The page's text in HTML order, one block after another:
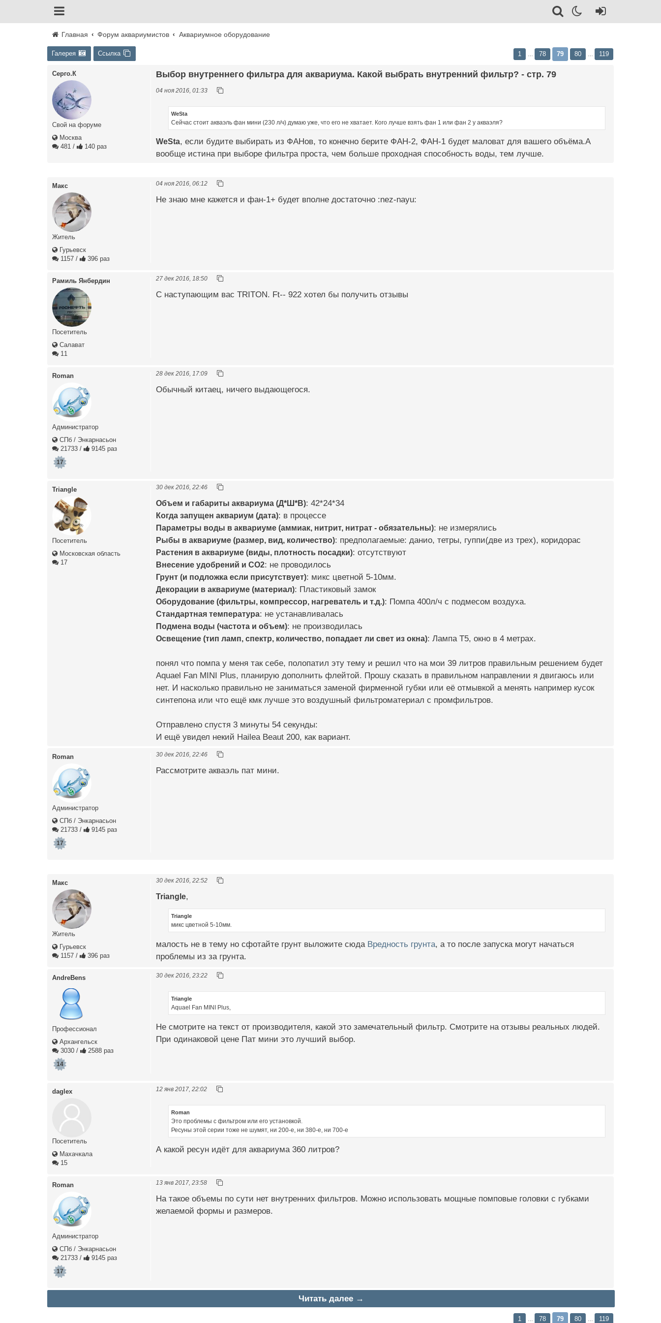
Главная Форум аквариумистов Аквариумное оборудование
Галерея Ссылка 1 78 79 80 119
Cерго.К
Свой на форуме
Москва
481 / 140 раз
Выбор внутреннего фильтра для аквариума. Какой выбрать внутренний фильтр? - стр. 79
04 ноя 2016, 01:33
WeSta
Сейчас стоит акваэль фан мини (230 л/ч) думаю уже, что его не хватает. Кого лучше взять фан 1 или фан 2 у акваэля?
WeSta, если будите выбирать из ФАНов, то конечно берите ФАН-2, ФАН-1 будет маловат для вашего объёма.А
вообще истина при выборе фильтра проста, чем больше проходная способность воды, тем лучше.
Макс
Житель
Гурьевск
1157 / 396 раз
04 ноя 2016, 06:12
Не знаю мне кажется и фан-1+ будет вполне достаточно :nez-nayu:
Рамиль Янбердин
Посетитель
Салават
11
27 дек 2016, 18:50
С наступающим вас TRITON. Ft-- 922 хотел бы получить отзывы
Roman
Администратор
СПб / Энкарнасьон
21733 / 9145 раз
17
28 дек 2016, 17:09
Обычный китаец, ничего выдающегося.
Triangle
Посетитель
Московская область
17
30 дек 2016, 22:46
Объем и габариты аквариума (Д*Ш*В): 42*24*34
Когда запущен аквариум (дата): в процессе
Параметры воды в аквариуме (аммиак, нитрит, нитрат - обязательны): не измерялись
Рыбы в аквариуме (размер, вид, количество): предполагаемые: данио, тетры, гуппи(две из трех), коридорас
Растения в аквариуме (виды, плотность посадки): отсутствуют
Внесение удобрений и CO2: не проводилось
Грунт (и подложка если присутствует): микс цветной 5-10мм.
Декорации в аквариуме (материал): Пластиковый замок
Оборудование (фильтры, компрессор, нагреватель и т.д.): Помпа 400л/ч с подмесом воздуха.
Стандартная температура: не устанавливалась
Подмена воды (частота и объем): не производилась
Освещение (тип ламп, спектр, количество, попадает ли свет из окна): Лампа T5, окно в 4 метрах.
понял что помпа у меня так себе, полопатил эту тему и решил что на мои 39 литров правильным решением будет
Aquael Fan MINI Plus, планирую дополнить флейтой. Прошу сказать в правильном направлении я двигаюсь или
нет. И насколько правильно не заниматься заменой фирменной губки или её отмывкой а менять например кусок
синтепона или что ещё кмк лучше это воздушный фильтроматериал с промфильтров.
Отправлено спустя 3 минуты 54 секунды:
И ещё увидел некий Hailea Beaut 200, как вариант.
Roman
Администратор
СПб / Энкарнасьон
21733 / 9145 раз
17
30 дек 2016, 22:46
Рассмотрите акваэль пат мини.
Макс
Житель
Гурьевск
1157 / 396 раз
30 дек 2016, 22:52
Triangle,
Triangle
микс цветной 5-10мм.
малость не в тему но сфотайте грунт выложите сюда Вредность грунта, а то после запуска могут начаться
проблемы из за грунта.
AndreBens
Профессионал
Архангельск
3030 / 2588 раз
14
30 дек 2016, 23:22
Triangle
Aquael Fan MINI Plus,
Не смотрите на текст от производителя, какой это замечательный фильтр. Смотрите на отзывы реальных людей.
При одинаковой цене Пат мини это лучший выбор.
daglex
Посетитель
Махачкала
15
12 янв 2017, 22:02
Roman
Это проблемы с фильтром или его установкой.
Ресуны этой серии тоже не шумят, ни 200-е, ни 380-е, ни 700-е
А какой ресун идёт для аквариума 360 литров?
Roman
Администратор
СПб / Энкарнасьон
21733 / 9145 раз
17
13 янв 2017, 23:58
На такое объемы по сути нет внутренних фильтров. Можно использовать мощные помповые головки с губками
желаемой формы и размеров.
Читать далее →
1 78 79 80 119